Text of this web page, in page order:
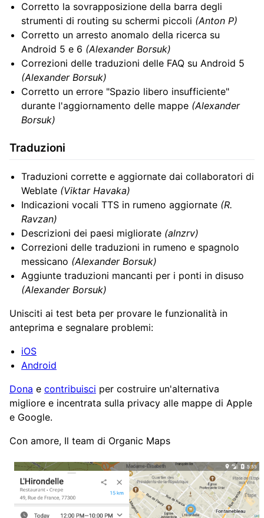
Corretto la sovrapposizione della barra degli
strumenti di routing su schermi piccoli (Anton P)
Corretto un arresto anomalo della ricerca su
Android 5 e 6 (Alexander Borsuk)
Correzioni delle traduzioni delle FAQ su Android 5
(Alexander Borsuk)
Corretto un errore "Spazio libero insufficiente"
durante l'aggiornamento delle mappe (Alexander
Borsuk)
Traduzioni
Traduzioni corrette e aggiornate dai collaboratori di
Weblate (Viktar Havaka)
Indicazioni vocali TTS in rumeno aggiornate (R.
Ravzan)
Descrizioni dei paesi migliorate (alnzrv)
Correzioni delle traduzioni in rumeno e spagnolo
messicano (Alexander Borsuk)
Aggiunte traduzioni mancanti per i ponti in disuso
(Alexander Borsuk)
Unisciti ai test beta per provare le funzionalità in
anteprima e segnalare problemi:
iOS
Android
Dona e contribuisci per costruire un'alternativa
migliore e incentrata sulla privacy alle mappe di Apple
e Google.
Con amore, Il team di Organic Maps